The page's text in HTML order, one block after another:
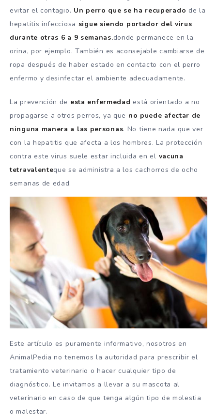
evitar el contagio. Un perro que se ha recuperado de la
hepatitis infecciosa sigue siendo portador del virus
durante otras 6 a 9 semanas.donde permanece en la
orina, por ejemplo. También es aconsejable cambiarse de
ropa después de haber estado en contacto con el perro
enfermo y desinfectar el ambiente adecuadamente.
La prevención de esta enfermedad está orientado a no
propagarse a otros perros, ya que no puede afectar de
ninguna manera a las personas. No tiene nada que ver
con la hepatitis que afecta a los hombres. La protección
contra este virus suele estar incluida en el vacuna
tetravalenteque se administra a los cachorros de ocho
semanas de edad.
Este artículo es puramente informativo, nosotros en
AnimalPedia no tenemos la autoridad para prescribir el
tratamiento veterinario o hacer cualquier tipo de
diagnóstico. Le invitamos a llevar a su mascota al
veterinario en caso de que tenga algún tipo de molestia
o malestar.